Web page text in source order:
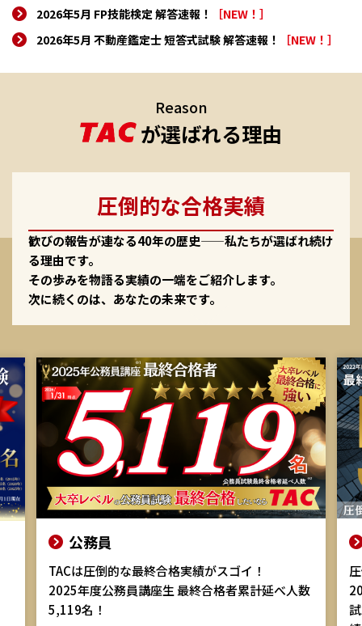
2026年5月 FP技能検定 解答速報！
［NEW！］
2026年5月 不動産鑑定士 短答式試験 解答速報！
［NEW！］
Reason
が選ばれる理由
圧倒的な合格実績
歓びの報告が連なる40年の歴史——私たちが選ばれ続け
る理由です。
その歩みを物語る実績の一端をご紹介します。
次に続くのは、あなたの未来です。
国家総合職
圧倒的な合格、内定実績のカギがここにある！
2022年度秋試験～2025年度春試験 国家総合職
試験 公務員講座生 最終合格者数（累計実